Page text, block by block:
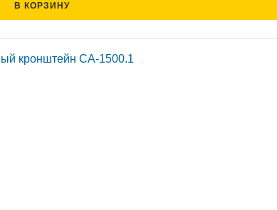
В КОРЗИНУ